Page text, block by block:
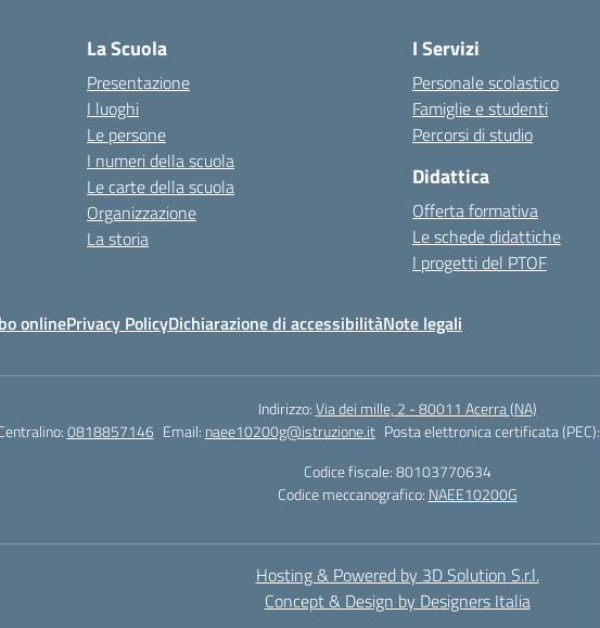
La Scuola
Presentazione
I luoghi
Le persone
I numeri della scuola
Le carte della scuola
Organizzazione
La storia
I Servizi
Personale scolastico
Famiglie e studenti
Percorsi di studio
Didattica
Offerta formativa
Le schede didattiche
I progetti del PTOF
onlinePrivacy PolicyDichiarazione di accessibilitàNote legali
Indirizzo:Via dei mille, 2 - 80011 Acerra (NA)
0818857146 Email: naee10200g@istruzione.it Posta elettronica certificata (PEC):
Codice fiscale: 80103770634
Codice meccanografico: NAEE10200G
Hosting & Powered by 3D Solution S.r.l.
Concept & Design by Designers Italia